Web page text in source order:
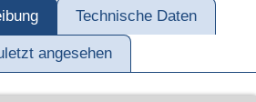
Technische Daten
angesehen